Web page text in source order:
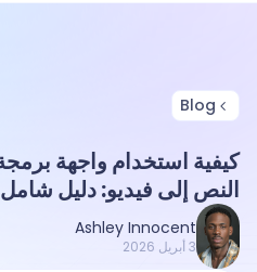
Blog
النص إلى فيديو: دليل شامل
Ashley Innocent
3 أبريل 2026